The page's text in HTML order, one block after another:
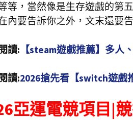
等，當然像是生存遊戲的第
內要告訴你之外，文末還要
讀: 【steam遊戲推薦】多人
讀:2026搶先看【switch遊戲
亞運電競項目|